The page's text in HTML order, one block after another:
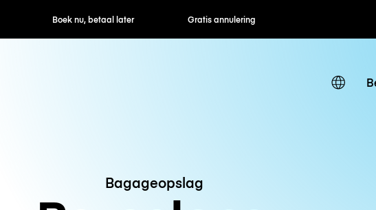
nu, betaal later Gratis annulering Uur- / dagtarieven
Bagageopslag